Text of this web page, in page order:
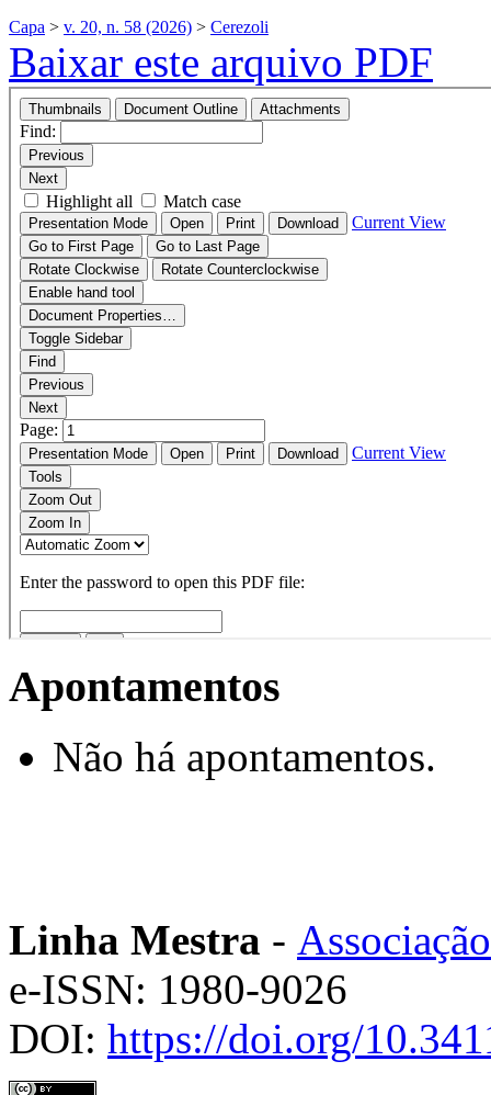
Capa > v. 20, n. 58 (2026) > Cerezoli
Baixar este arquivo PDF
Apontamentos
Não há apontamentos.
Linha Mestra -
e-ISSN: 1980-9026
DOI: https://doi.org/